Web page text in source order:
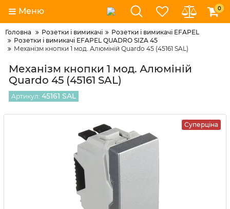
Меню 0
Головна Розетки і вимикачі
Розетки і вимикачі EFAPEL
Розетки і вимикачі EFAPEL QUADRO SIZA 45
Механізм кнопки 1 мод. Алюміній Quardo 45 (45161 SAL)
Механізм кнопки 1 мод. Алюміній
Quardo 45 (45161 SAL)
Артикул: 45161 SAL
Суперціна